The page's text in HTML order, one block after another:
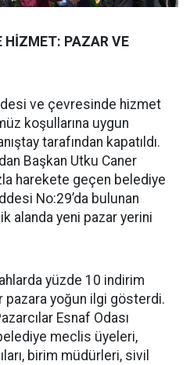
HİZMET: PAZAR VE
ve çevresinde hizmet
koşullarına uygun
tarafından kapatıldı.
Başkan Utku Caner
harekete geçen belediye
No:29’da bulunan
alanda yeni pazar yerini
yüzde 10 indirim
pazara yoğun ilgi gösterdi.
Esnaf Odası
meclis üyeleri,
birim müdürleri, sivil